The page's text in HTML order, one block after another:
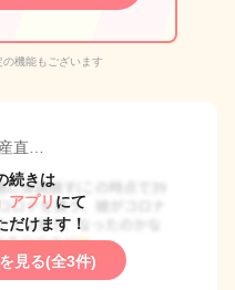
機能もございます
直…
続きは
アプリ にて
だけます！
見る(全3件)